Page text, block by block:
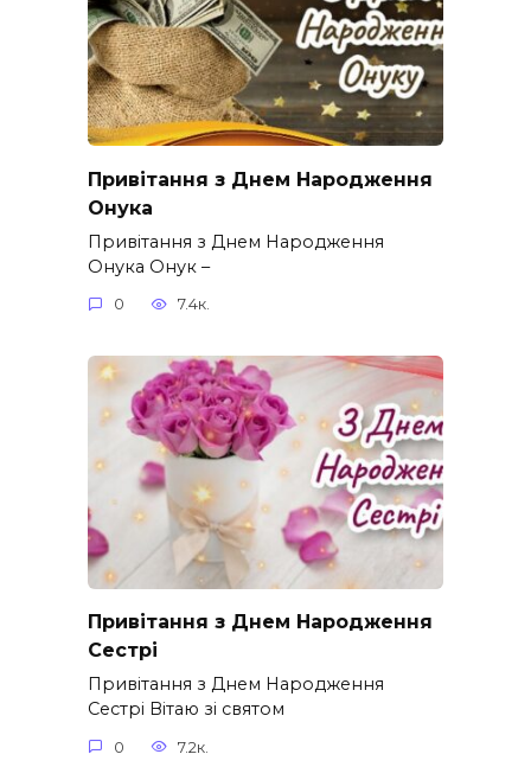
Привітання з Днем Народження
Онука
Привітання з Днем Народження
Онука Онук –
0 7.4к.
Привітання з Днем Народження
Сестрі
Привітання з Днем Народження
Сестрі Вітаю зі святом
0 7.2к.